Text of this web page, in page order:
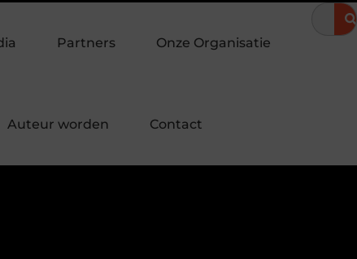
Hoe een landingspagina laten maken bijdraagt aan
Partners Onze Organisatie
Auteur worden Contact